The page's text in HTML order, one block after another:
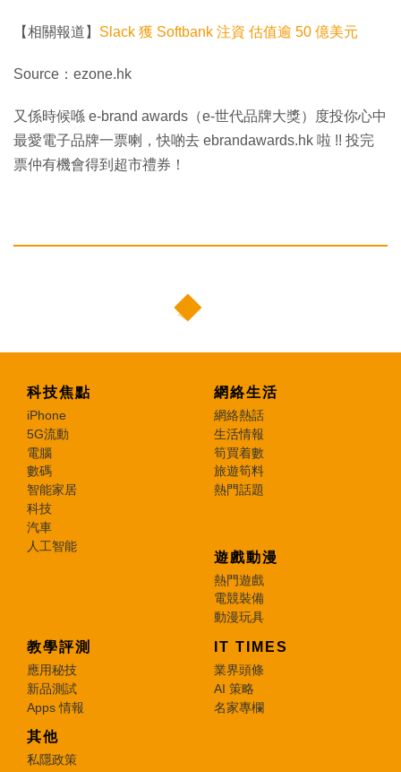
【相關報道】 Slack 獲 Softbank 注資 估值逾 50 億美元
Source：ezone.hk
又係時候喺 e-brand awards（e-世代品牌大獎）度投你心中
最愛電子品牌一票喇，快啲去 ebrandawards.hk 啦 !! 投完
票仲有機會得到超市禮券！
科技焦點
iPhone
5G流動
電腦
數碼
智能家居
科技
汽車
人工智能
網絡生活
網絡熱話
生活情報
筍買着數
旅遊筍料
熱門話題
遊戲動漫
熱門遊戲
電競裝備
動漫玩具
教學評測
應用秘技
新品測試
Apps 情報
IT TIMES
業界頭條
AI 策略
名家專欄
其他
私隱政策